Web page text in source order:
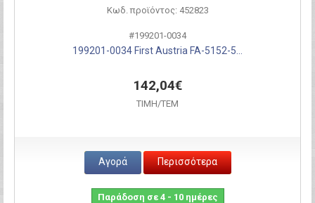
Κωδ. προϊόντος: 452823
#199201-0034
199201-0034 First Austria FA-5152-5...
142,04€
ΤΙΜH/ΤΕΜ
Αγορά Περισσότερα
Παράδοση σε 4 - 10 ημέρες